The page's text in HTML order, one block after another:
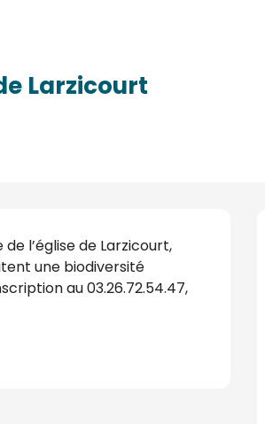
Larzicourt
l’église de Larzicourt,
une biodiversité
au 03.26.72.54.47,